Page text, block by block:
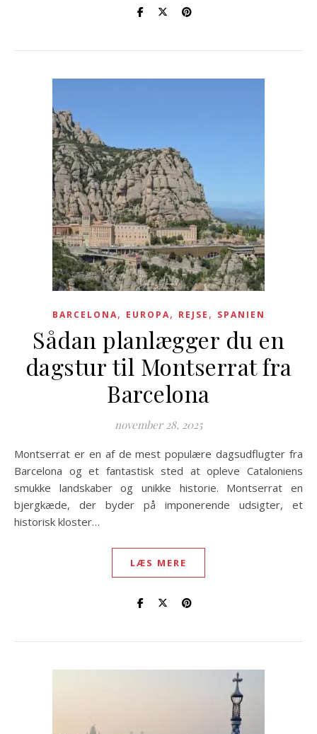
BARCELONA, EUROPA, REJSE , SPANIEN
Sådan planlægger du en
dagstur til Montserrat fra
Barcelona
november 28, 2025
Montserrat er en af de mest populære dagsudflugter fra
Barcelona og et fantastisk sted at opleve Cataloniens
smukke landskaber og unikke historie. Montserrat en
bjergkæde, der byder på imponerende udsigter, et
historisk kloster…
LÆS MERE